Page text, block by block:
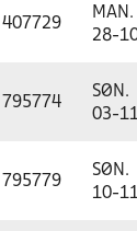
407729
MAN.
28-
795774
SØN.
03-
795779
SØN.
10-